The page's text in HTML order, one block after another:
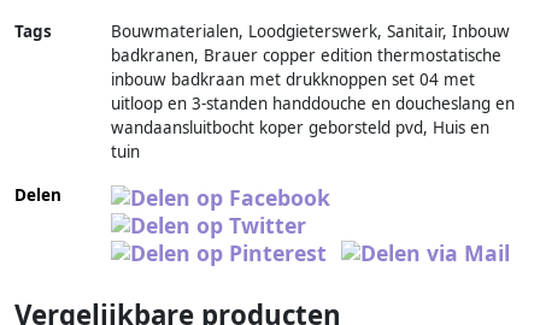
Tags
Bouwmaterialen, Loodgieterswerk, Sanitair, Inbouw
badkranen, Brauer copper edition thermostatische
inbouw badkraan met drukknoppen set 04 met
uitloop en 3-standen handdouche en doucheslang en
wandaansluitbocht koper geborsteld pvd, Huis en
tuin
Delen
Vergelijkbare producten